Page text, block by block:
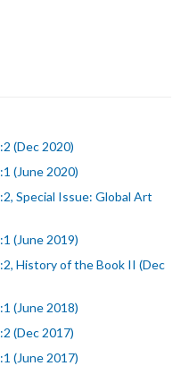
(Dec 2020)
(June 2020)
Special Issue: Global Art
(June 2019)
History of the Book II (Dec
(June 2018)
(Dec 2017)
(June 2017)